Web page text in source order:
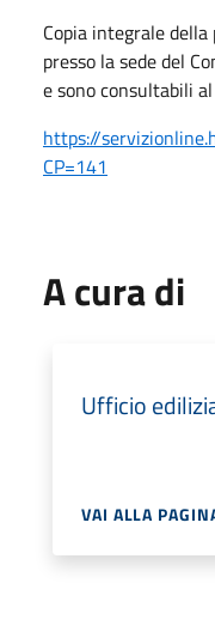
Copia integrale
presso la sede del
e sono consultabili
https://
CP=141
A cura di
Ufficio
VAI ALLA